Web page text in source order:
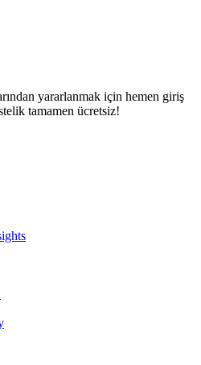
yararlanmak için hemen giriş
tamamen ücretsiz!